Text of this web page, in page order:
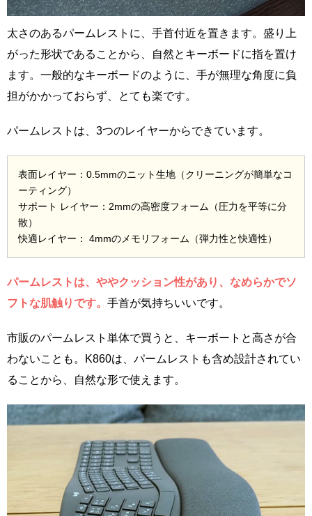
太さのあるパームレストに、手首付近を置きます。盛り上
がった形状であることから、自然とキーボードに指を置け
ます。一般的なキーボードのように、手が無理な角度に負
担がかかっておらず、とても楽です。
パームレストは、3つのレイヤーからできています。
表面レイヤー：0.5mmのニット生地（クリーニングが簡単なコ
ーティング）
サポート レイヤー：2mmの高密度フォーム（圧力を平等に分
散）
快適レイヤー： 4mmのメモリフォーム（弾力性と快適性）
パームレストは、ややクッション性があり、なめらかでソ
フトな肌触りです。 手首が気持ちいいです。
市販のパームレスト単体で買うと、キーボートと高さが合
わないことも。K860は、パームレストも含め設計されてい
ることから、自然な形で使えます。